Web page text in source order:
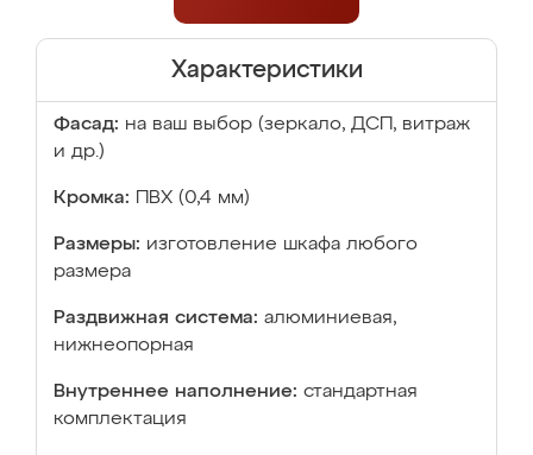
Характеристики
Фасад: на ваш выбор (зеркало, ДСП, витраж
и др.)
Кромка: ПВХ (0,4 мм)
Размеры: изготовление шкафа любого
размера
Раздвижная система: алюминиевая,
нижнеопорная
Внутреннее наполнение: стандартная
комплектация